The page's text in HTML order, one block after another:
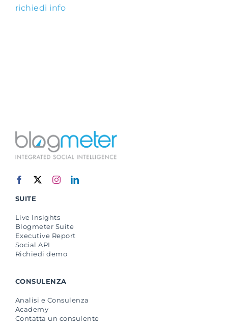
richiedi info
SUITE
Live Insights
Blogmeter Suite
Executive Report
Social API
Richiedi demo
CONSULENZA
Analisi e Consulenza
Academy
Contatta un consulente